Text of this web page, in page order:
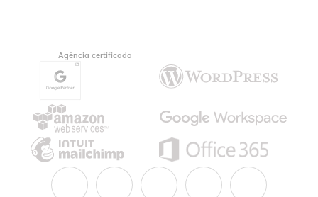
Agència certificada